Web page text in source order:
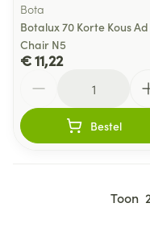
Bota
Botalux 70 Korte Kous Ad
Chair N5
€ 11,22
Bestel
Toon